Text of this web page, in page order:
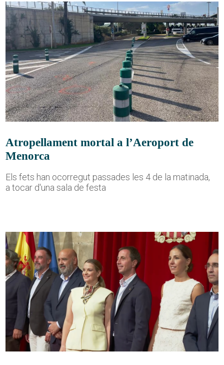
Atropellament mortal a l’Aeroport de
Menorca
Els fets han ocorregut passades les 4 de la matinada,
a tocar d'una sala de festa